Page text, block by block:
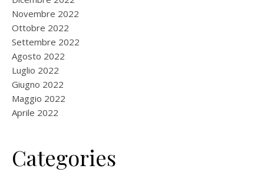
Novembre 2022
Ottobre 2022
Settembre 2022
Agosto 2022
Luglio 2022
Giugno 2022
Maggio 2022
Aprile 2022
Categories